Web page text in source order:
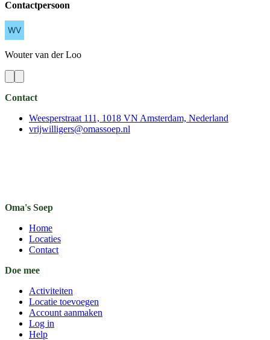
Contactpersoon
Wouter van der Loo
Contact
Weesperstraat 111, 1018 VN Amsterdam, Nederland
vrijwilligers@omassoep.nl
Oma's Soep
Home
Locaties
Contact
Doe mee
Activiteiten
Locatie toevoegen
Account aanmaken
Log in
Help